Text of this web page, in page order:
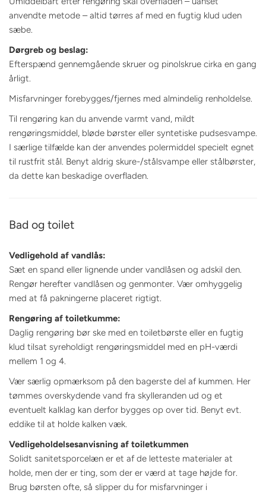
anvendte metode – altid tørres af med en fugtig klud uden
sæbe.
Dørgreb og beslag:
Efterspænd gennemgående skruer og pinolskrue cirka en gang
årligt.
Misfarvninger forebygges/fjernes med almindelig renholdelse.
Til rengøring kan du anvende varmt vand, mildt
rengøringsmiddel, bløde børster eller syntetiske pudsesvampe.
I særlige tilfælde kan der anvendes polermiddel specielt egnet
til rustfrit stål. Benyt aldrig skure-/stålsvampe eller stålbørster,
da dette kan beskadige overfladen.
Bad og toilet
Vedligehold af vandlås:
Sæt en spand eller lignende under vandlåsen og adskil den.
Rengør herefter vandlåsen og genmonter. Vær omhyggelig
med at få pakningerne placeret rigtigt.
Rengøring af toiletkumme:
Daglig rengøring bør ske med en toiletbørste eller en fugtig
klud tilsat syreholdigt rengøringsmiddel med en pH-værdi
mellem 1 og 4.
Vær særlig opmærksom på den bagerste del af kummen. Her
tømmes overskydende vand fra skylleranden ud og et
eventuelt kalklag kan derfor bygges op over tid. Benyt evt.
eddike til at holde kalken væk.
Vedligeholdelsesanvisning af toiletkummen
Solidt sanitetsporcelæn er et af de letteste materialer at
holde, men der er ting, som der er værd at tage højde for.
Brug børsten ofte, så slipper du for misfarvninger i